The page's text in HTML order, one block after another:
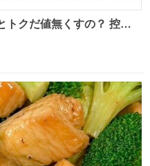
トクだ値無くすの？ 控え